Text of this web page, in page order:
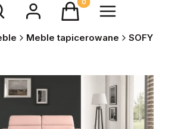
wyszukiwarkęProdukty w koszyku: 0.
Meble tapicerowane SOFY